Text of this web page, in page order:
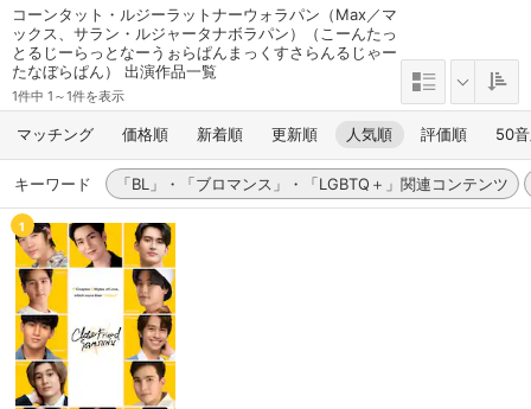
コーンタット・ルジーラットナーウォラパン（Max／マ
ックス、サラン・ルジャータナボラパン）（こーんたっ
とるじーらっとなーうぉらぱんまっくすさらんるじゃー
たなぼらぱん） 出演作品一覧
1件中 1～1件を表示
マッチング 価格順 新着順 更新順 人気順 評価順 50
キーワード 「BL」・「ブロマンス」・「LGBTQ＋」関連コンテンツ
1